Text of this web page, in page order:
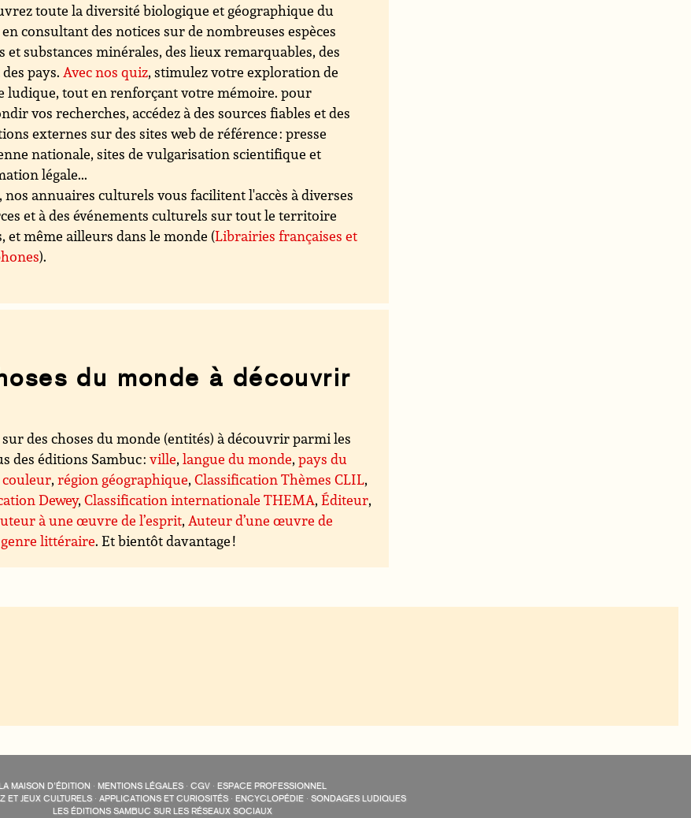
toute la diversité biologique et géographique du
consultant des notices sur de nombreuses espèces
et substances minérales, des lieux remarquables, des
pays.Avec nos quiz, stimulez votre exploration de
ludique, tout en renforçant votre mémoire. pour
vos recherches, accédez à des sources fiables et des
externes sur des sites web de référence : presse
nationale, sites de vulgarisation scientifique et
légale...
nos annuaires culturels vous facilitent l'accès à diverses
et à des événements culturels sur tout le territoire
et même ailleurs dans le monde (Librairies françaises et
).
du monde à découvrir
des choses du monde (entités) à découvrir parmi les
des éditions Sambuc :ville,langue du monde,pays du
couleur,région géographique,Classification Thèmes CLIL,
Dewey,Classification internationale THEMA,Éditeur,
à une œuvre de l’esprit, Auteur d’une œuvre de
genre littéraire. Et bientôt davantage !
LA MAISON D’ÉDITION · MENTIONS LÉGALES· CGV· ESPACE PROFESSIONNEL
ET JEUX CULTURELS · APPLICATIONS ET CURIOSITÉS · ENCYCLOPÉDIE · SONDAGES LUDIQUES
LES ÉDITIONS SAMBUC SUR LES RÉSEAUX SOCIAUX